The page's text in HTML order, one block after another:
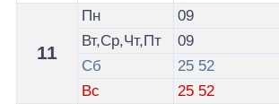
11
Пн
09
Вт,Ср,Чт,Пт
09
Сб
25 52
Вс
25 52